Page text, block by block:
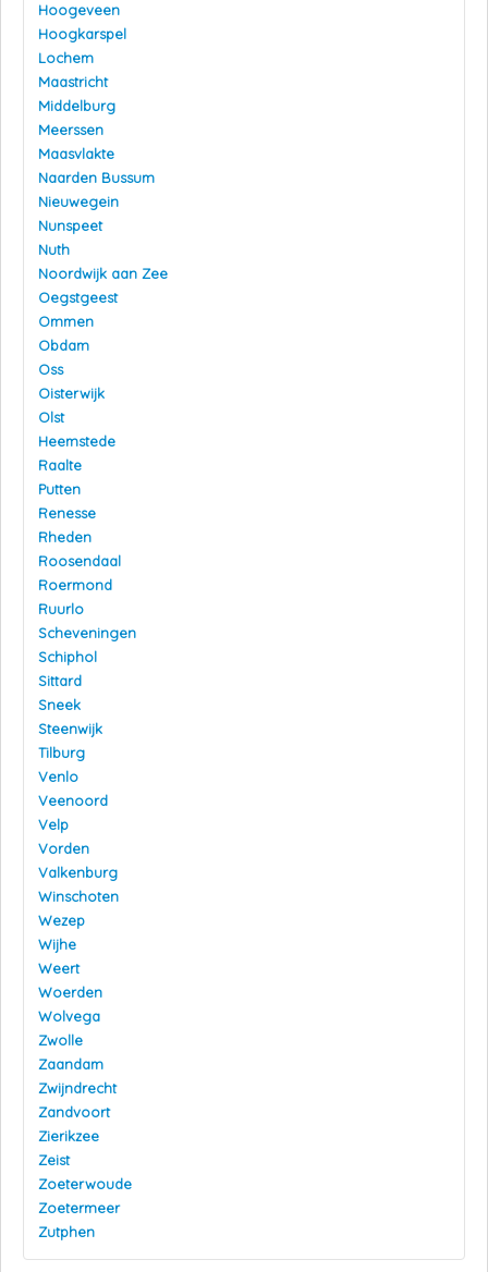
Hoogeveen
Hoogkarspel
Lochem
Maastricht
Middelburg
Meerssen
Maasvlakte
Naarden Bussum
Nieuwegein
Nunspeet
Nuth
Noordwijk aan Zee
Oegstgeest
Ommen
Obdam
Oss
Oisterwijk
Olst
Heemstede
Raalte
Putten
Renesse
Rheden
Roosendaal
Roermond
Ruurlo
Scheveningen
Schiphol
Sittard
Sneek
Steenwijk
Tilburg
Venlo
Veenoord
Velp
Vorden
Valkenburg
Winschoten
Wezep
Wijhe
Weert
Woerden
Wolvega
Zwolle
Zaandam
Zwijndrecht
Zandvoort
Zierikzee
Zeist
Zoeterwoude
Zoetermeer
Zutphen